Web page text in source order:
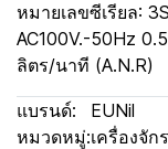
หมายเลขซีเรียล:
AC100V.-50Hz
ลิตร/นาที (A.N.R)
แบรนด์:
EUNil
หมวดหมู่:เครื่องจัก